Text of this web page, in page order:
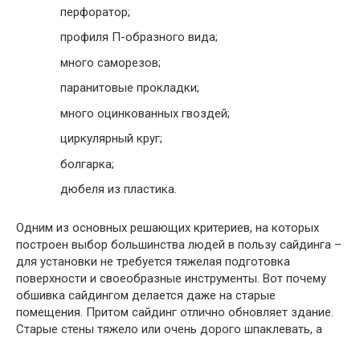
перфоратор;
профиля П-образного вида;
много саморезов;
паранитовые прокладки;
много оцинкованных гвоздей;
циркулярный круг;
болгарка;
дюбеля из пластика.
Одним из основных решающих критериев, на которых
построен выбор большинства людей в пользу сайдинга –
для установки не требуется тяжелая подготовка
поверхности и своеобразные инструменты. Вот почему
обшивка сайдингом делается даже на старые
помещения. Притом сайдинг отлично обновляет здание.
Старые стены тяжело или очень дорого шпаклевать, а